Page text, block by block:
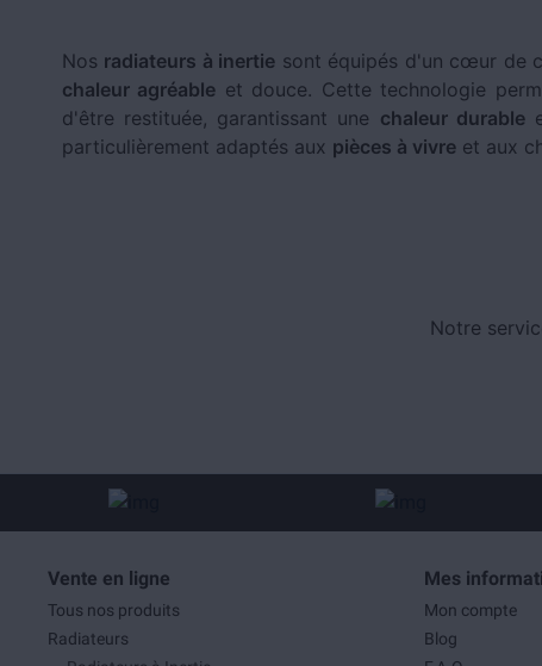
Nos radiateurs à inertie sont équipés d'un cœur de
chaleur agréable et douce. Cette technologie
d'être restituée, garantissant une chaleur durable
particulièrement adaptés aux pièces à vivre et aux
Notre
Vente en ligne
Tous nos produits
Radiateurs
Mes
Mon compte
Blog